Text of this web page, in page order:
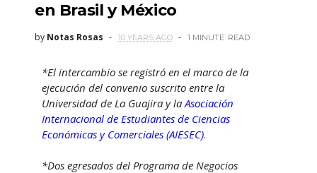
en Brasil y México
by Notas Rosas 10 YEARS AGO 1 MINUTE READ
*El intercambio se registró en el marco de la
ejecución del convenio suscrito entre la
Universidad de La Guajira y laAsociación
Internacional de Estudiantes de Ciencias
Económicas y Comerciales (AIESEC).
*Dos egresados del Programa de Negocios